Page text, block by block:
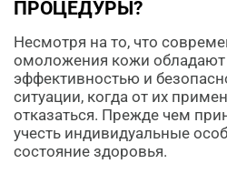
ПРОЦЕДУРЫ?
Несмотря на то, что
омоложения кожи
эффективностью и
ситуации, когда от их
отказаться. Прежде чем
учесть индивидуальные
состояние здоровья.